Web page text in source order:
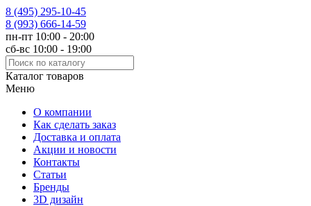
8 (495) 295-10-45
8 (993) 666-14-59
пн-пт 10:00 - 20:00
сб-вс 10:00 - 19:00
Каталог товаров
Меню
О компании
Как сделать заказ
Доставка и оплата
Акции и новости
Контакты
Статьи
Бренды
3D дизайн